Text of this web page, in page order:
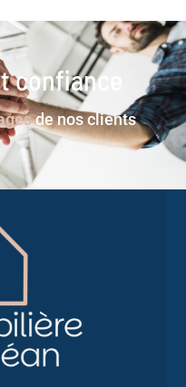
de nos clients